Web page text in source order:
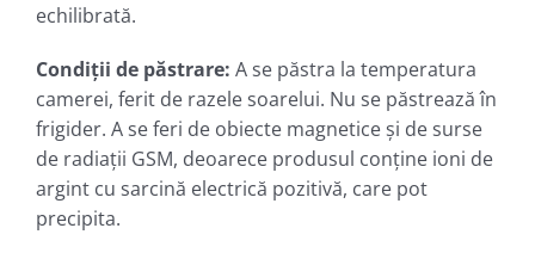
echilibrată.
Condiţii de păstrare: A se păstra la temperatura
camerei, ferit de razele soarelui. Nu se păstrează în
frigider. A se feri de obiecte magnetice şi de surse
de radiaţii GSM, deoarece produsul conţine ioni de
argint cu sarcină electrică pozitivă, care pot
precipita.